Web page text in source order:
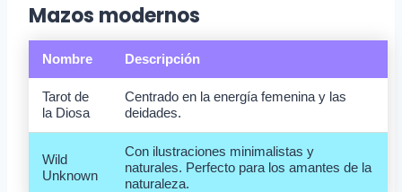
Mazos modernos
Nombre Descripción
Tarot de
la Diosa
Centrado en la energía femenina y las
deidades.
Wild
Unknown
Con ilustraciones minimalistas y
naturales. Perfecto para los amantes de la
naturaleza.